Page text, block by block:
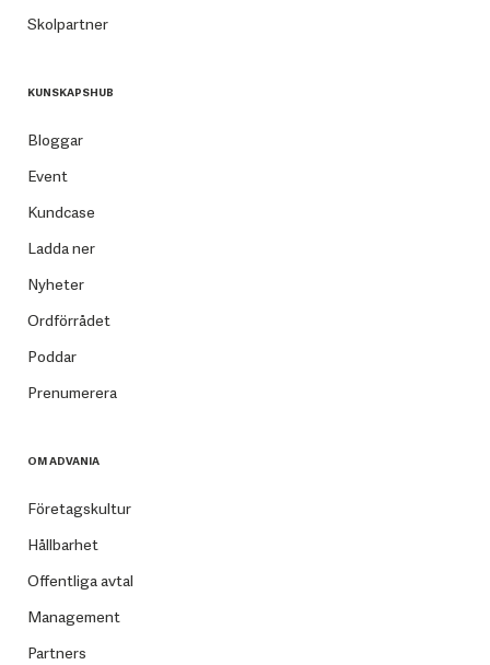
Skolpartner
KUNSKAPSHUB
Bloggar
Event
Kundcase
Ladda ner
Nyheter
Ordförrådet
Poddar
Prenumerera
OM ADVANIA
Företagskultur
Hållbarhet
Offentliga avtal
Management
Partners